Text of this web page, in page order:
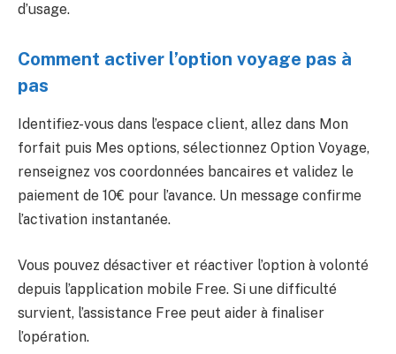
d’usage.
Comment activer l’option voyage pas à
pas
Identifiez-vous dans l’espace client, allez dans Mon
forfait puis Mes options, sélectionnez Option Voyage,
renseignez vos coordonnées bancaires et validez le
paiement de 10€ pour l’avance. Un message confirme
l’activation instantanée.
Vous pouvez désactiver et réactiver l’option à volonté
depuis l’application mobile Free. Si une difficulté
survient, l’assistance Free peut aider à finaliser
l’opération.